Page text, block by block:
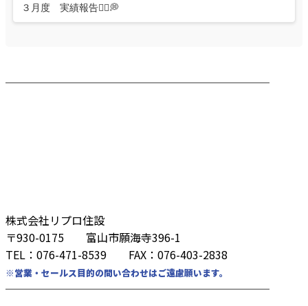
３月度 実績報告👷‍♂️💭
────────────────────────
株式会社リプロ住設
〒930-0175 富山市願海寺396-1
TEL：076-471-8539 FAX：076-403-2838
※営業・セールス目的の問い合わせはご遠慮願います。
────────────────────────